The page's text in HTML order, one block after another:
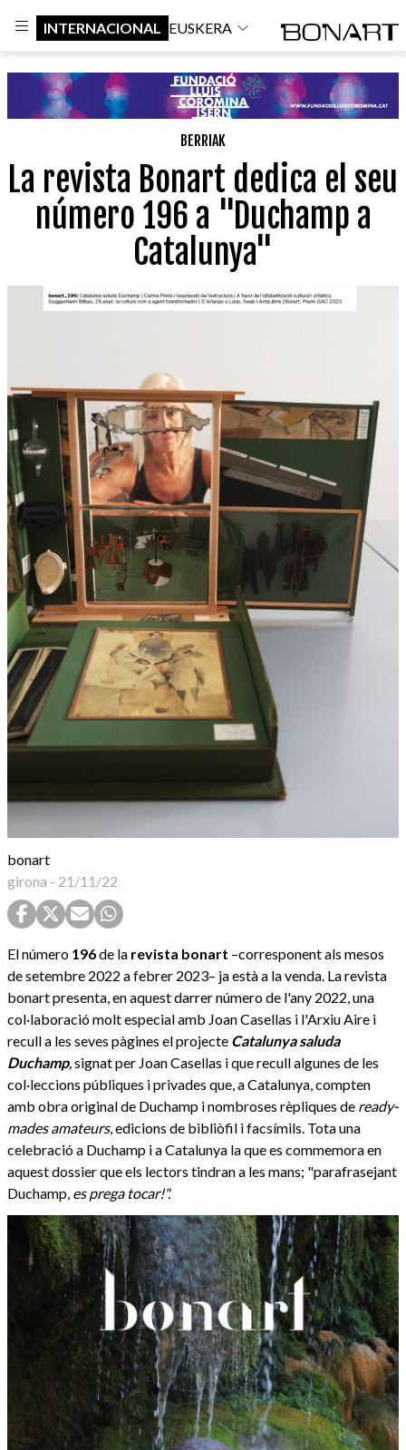
INTERNACIONAL EUSKERA
BERRIAK
La revista Bonart dedica el seu
número 196 a "Duchamp a
Catalunya"
bonart
girona - 21/11/22
El número 196de la revista bonart –corresponent als mesos
de setembre 2022 a febrer 2023– ja està a la venda. La revista
bonart presenta, en aquest darrer número de l'any 2022, una
col·laboració molt especial amb Joan Casellas i l'Arxiu Aire i
recull a les seves pàgines el projecte Catalunya saluda
Duchamp,signat per Joan Casellas i que recull algunes de les
col·leccions públiques i privades que, a Catalunya, compten
amb obra original de Duchamp i nombroses rèpliques de ready-
mades amateurs, edicions de bibliòfil i facsímils. Tota una
celebració a Duchamp i a Catalunya la que es commemora en
aquest dossier que els lectors tindran a les mans; "parafrasejant
Duchamp, es prega tocar!".